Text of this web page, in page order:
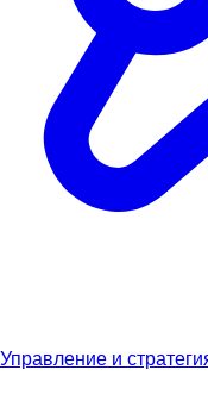
Управление и